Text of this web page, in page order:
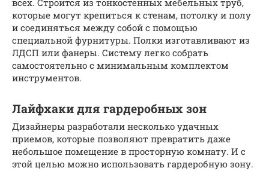
всех. Строится из тонкостенных мебельных труб,
которые могут крепиться к стенам, потолку и полу
и соединяться между собой с помощью
специальной фурнитуры. Полки изготавливают из
ЛДСП или фанеры. Систему легко собрать
самостоятельно с минимальным комплектом
инструментов.
Лайфхаки для гардеробных зон
Дизайнеры разработали несколько удачных
приемов, которые позволяют превратить даже
небольшое помещение в просторную комнату. И с
этой целью можно использовать гардеробную зону.